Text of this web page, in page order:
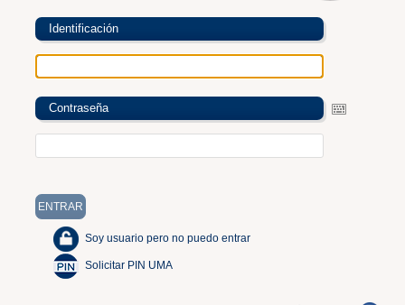
Identificación
Contraseña
Soy usuario pero no puedo entrar
Solicitar PIN UMA